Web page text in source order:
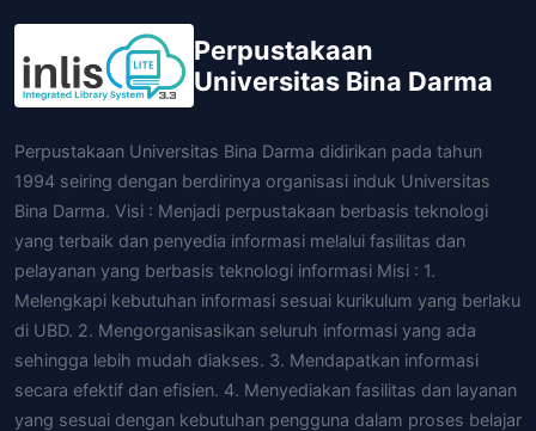
Perpustakaan
Universitas Bina Darma
Perpustakaan Universitas Bina Darma didirikan pada tahun
1994 seiring dengan berdirinya organisasi induk Universitas
Bina Darma. Visi : Menjadi perpustakaan berbasis teknologi
yang terbaik dan penyedia informasi melalui fasilitas dan
pelayanan yang berbasis teknologi informasi Misi : 1.
Melengkapi kebutuhan informasi sesuai kurikulum yang berlaku
di UBD. 2. Mengorganisasikan seluruh informasi yang ada
sehingga lebih mudah diakses. 3. Mendapatkan informasi
secara efektif dan efisien. 4. Menyediakan fasilitas dan layanan
yang sesuai dengan kebutuhan pengguna dalam proses belajar